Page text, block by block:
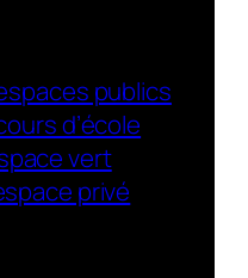
publics
d’école
vert
privé